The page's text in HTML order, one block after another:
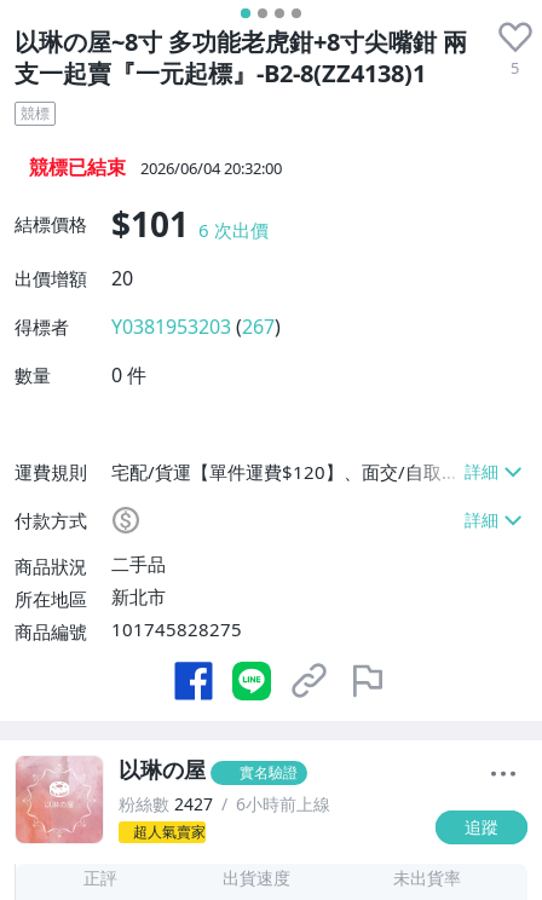
以琳の屋~8寸 多功能老虎鉗+8寸尖嘴鉗 兩
支一起賣『一元起標』-B2-8(ZZ4138)1
5
競標
競標已結束 2026/06/04 20:32:00
結標價格 $101 6 次出價
出價增額
20
得標者 Y0381953203(267)
數量 0件
運費規則
宅配/貨運【單件運費$120】、面交/自取/
不寄送【免運費】、郵局掛號【單件運費$7
0】
付款方式
商品狀況
二手品
所在地區
新北市
商品編號
101745828275
以琳の屋 實名驗證
粉絲數 2427 6小時前上線
超人氣賣家 追蹤
正評 出貨速度 未出貨率